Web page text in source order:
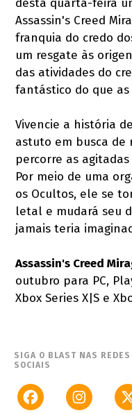
desta quarta-feira
Assassin's Creed
franquia do credo
um resgate às
das atividades do
fantástico do que
Vivencie a história
astuto em busca de
percorre as
Por meio de uma
os Ocultos, ele se
letal e mudará seu
jamais teria
Assassin's Creed
outubro para PC,
Xbox Series X|S e
SIGA O BLAST NAS REDES
SOCIAIS